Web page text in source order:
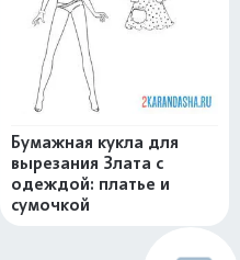
Бумажная кукла для
вырезания Злата с
одеждой: платье и
сумочкой